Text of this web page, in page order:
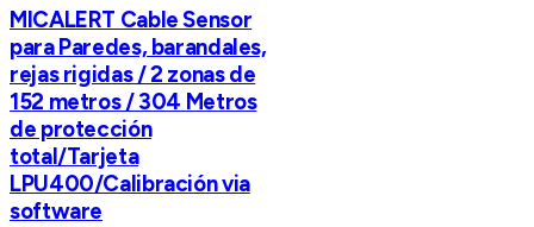
MICALERT Cable Sensor
para Paredes, barandales,
rejas rigidas / 2 zonas de
152 metros / 304 Metros
de protección
total/Tarjeta
LPU400/Calibración via
software